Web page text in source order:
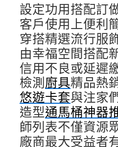
設定功用搭配訂
客戶使用上便利
穿搭精選流行服
由幸福空間搭配
信用不良或延遲
檢測廚具精品熱
悠遊卡套與注家
造型通馬桶神器
師列表不僅資源
廠商最大受益者